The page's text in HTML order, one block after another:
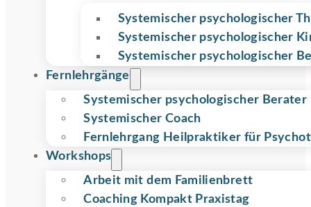
Systemischer psychologischer
Systemischer psycholo­gischer
Systemischer psychologischer
Fernlehrgänge
Systemischer psychologischer Berater
Systemischer Coach
Fernlehrgang Heilpraktiker für
Workshops
Arbeit mit dem Familienbrett
Coaching Kompakt Praxistag